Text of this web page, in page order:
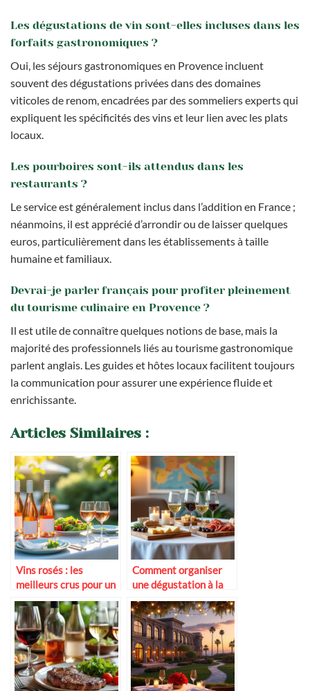
Les dégustations de vin sont-elles incluses dans les
forfaits gastronomiques ?
Oui, les séjours gastronomiques en Provence incluent
souvent des dégustations privées dans des domaines
viticoles de renom, encadrées par des sommeliers experts qui
expliquent les spécificités des vins et leur lien avec les plats
locaux.
Les pourboires sont-ils attendus dans les
restaurants ?
Le service est généralement inclus dans l’addition en France ;
néanmoins, il est apprécié d’arrondir ou de laisser quelques
euros, particulièrement dans les établissements à taille
humaine et familiaux.
Devrai-je parler français pour profiter pleinement
du tourisme culinaire en Provence ?
Il est utile de connaître quelques notions de base, mais la
majorité des professionnels liés au tourisme gastronomique
parlent anglais. Les guides et hôtes locaux facilitent toujours
la communication pour assurer une expérience fluide et
enrichissante.
Articles Similaires :
Vins rosés : les
meilleurs crus pour un
dîner d’été en terrasse
Comment organiser
une dégustation à la
maison